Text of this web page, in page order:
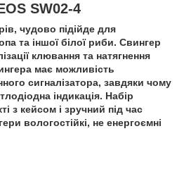
SW02-4
чудово підійде для
та іншої білої риби. Свингер
клювання та натягнення
має можливість
сигналізатора, завдяки чому
індикація. Набір
з кейсом і зручний під час
вологостійкі, не енергоємні